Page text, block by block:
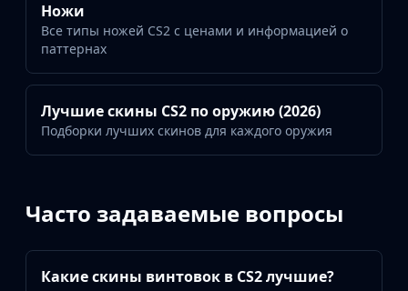
Ножи
Все типы ножей CS2 с ценами и информацией о
паттернах
Лучшие скины CS2 по оружию (2026)
Подборки лучших скинов для каждого оружия
Часто задаваемые вопросы
Какие скины винтовок в CS2 лучшие?